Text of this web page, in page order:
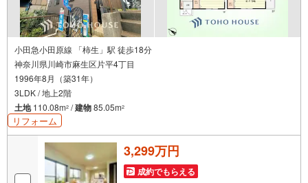
小田急小田原線 「柿生」駅 徒歩18分
神奈川県川崎市麻生区片平4丁目
1996年8月（築31年）
3LDK / 地上2階
土地110.08m2 /建物85.05m2
リフォーム
3,299万円
成約でもらえる